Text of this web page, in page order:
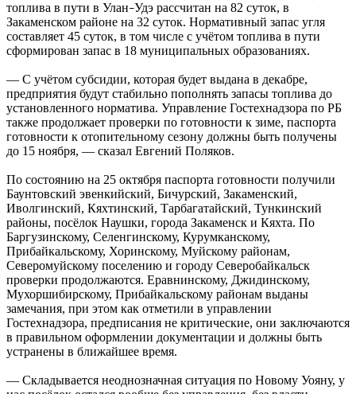
топлива в пути в Улан–Удэ рассчитан на 82 суток, в
Закаменском районе на 32 суток. Нормативный запас угля
составляет 45 суток, в том числе с учётом топлива в пути
сформирован запас в 18 муниципальных образованиях.
— С учётом субсидии, которая будет выдана в декабре,
предприятия будут стабильно пополнять запасы топлива до
установленного норматива. Управление Гостехнадзора по РБ
также продолжает проверки по готовности к зиме, паспорта
готовности к отопительному сезону должны быть получены
до 15 ноября, — сказал Евгений Поляков.
По состоянию на 25 октября паспорта готовности получили
Баунтовский эвенкийский, Бичурский, Закаменский,
Иволгинский, Кяхтинский, Тарбагатайский, Тункинский
районы, посёлок Наушки, города Закаменск и Кяхта. По
Баргузинскому, Селенгинскому, Курумканскому,
Прибайкальскому, Хоринскому, Муйскому районам,
Северомуйскому поселению и городу Северобайкальск
проверки продолжаются. Еравнинскому, Джидинскому,
Мухоршибирскому, Прибайкальскому районам выданы
замечания, при этом как отметили в управлении
Гостехнадзора, предписания не критические, они заключаются
в правильном оформлении документации и должны быть
устранены в ближайшее время.
— Складывается неоднозначная ситуация по Новому Уояну, у